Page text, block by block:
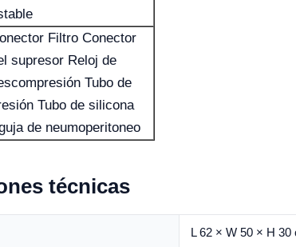
Filtro Conector
supresor Reloj de
Tubo de
Tubo de silicona
de neumoperitoneo
técnicas
L 62 × W 50 × H 30